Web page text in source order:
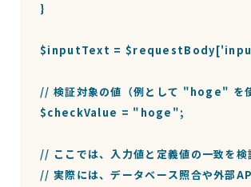
}
$inputText =
// 検証対象の値（例として "hoge" を使
$checkValue = "hoge";
// ここでは、入力値と定義値の一致を検
// 実際には、データベース照合や外部